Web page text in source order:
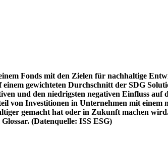
Fonds mit den Zielen für nachhaltige
gewichteten Durchschnitt der SDG
und den niedrigsten negativen Einfluss auf
von Investitionen in Unternehmen mit einem
gemacht hat oder in Zukunft machen
(Datenquelle: ISS ESG)